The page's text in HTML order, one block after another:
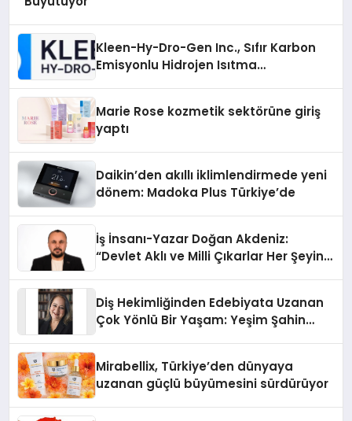
Kleen-Hy-Dro-Gen Inc., Sıfır Karbon
Emisyonlu Hidrojen Isıtma
Marie Rose kozmetik sektörüne giriş
yaptı
Daikin’den akıllı iklimlendirmede yeni
dönem: Madoka Plus Türkiye’de
İş İnsanı-Yazar Doğan Akdeniz:
“Devlet Aklı ve Milli Çıkarlar Her Şeyin
Diş Hekimliğinden Edebiyata Uzanan
Çok Yönlü Bir Yaşam: Yeşim Şahin
Mirabellix, Türkiye’den dünyaya
uzanan güçlü büyümesini sürdürüyor